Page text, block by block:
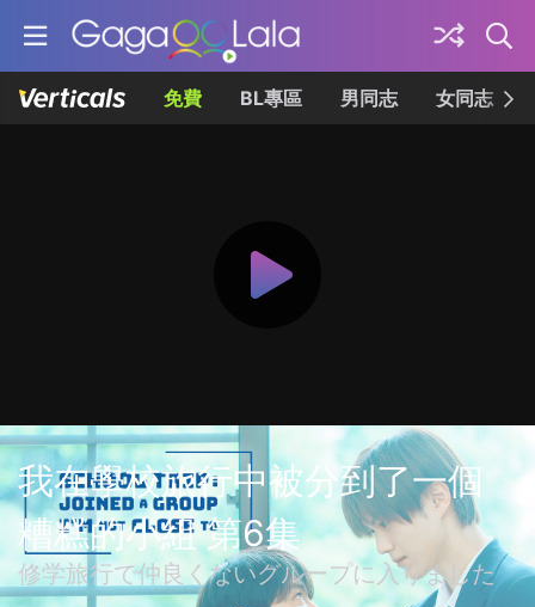
免費 BL專區 男同志 女同志
我在學校旅行中被分到了一個
糟糕的小組 第6集
修学旅行で仲良くないグループに入りました